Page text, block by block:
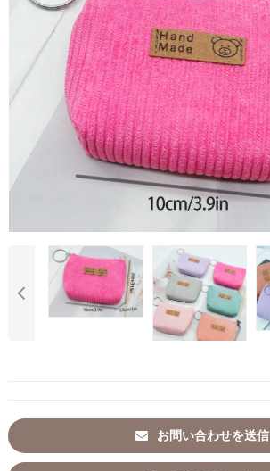
お問い合わせを送信